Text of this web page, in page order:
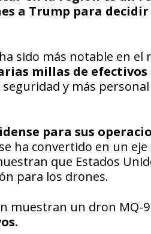
a Trump para decidir
sido más notable en el
millas de
y más personal
para sus
ha convertido en un
que Estados
para los drones.
muestran un dron MQ-